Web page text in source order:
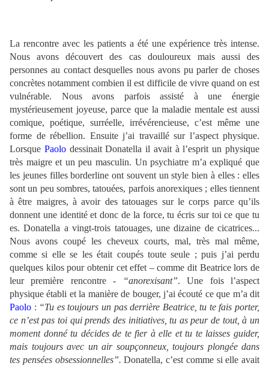
La rencontre avec les patients a été une expérience très intense.
Nous avons découvert des cas douloureux mais aussi des
personnes au contact desquelles nous avons pu parler de choses
concrètes notamment combien il est difficile de vivre quand on est
vulnérable. Nous avons parfois assisté à une énergie
mystérieusement joyeuse, parce que la maladie mentale est aussi
comique, poétique, surréelle, irrévérencieuse, c’est même une
forme de rébellion. Ensuite j’ai travaillé sur l’aspect physique.
Lorsque Paolodessinait Donatella il avait à l’esprit un physique
très maigre et un peu masculin. Un psychiatre m’a expliqué que
les jeunes filles borderline ont souvent un style bien à elles : elles
sont un peu sombres, tatouées, parfois anorexiques ; elles tiennent
à être maigres, à avoir des tatouages sur le corps parce qu’ils
donnent une identité et donc de la force, tu écris sur toi ce que tu
es. Donatella a vingt-trois tatouages, une dizaine de cicatrices...
Nous avons coupé les cheveux courts, mal, très mal même,
comme si elle se les était coupés toute seule ; puis j’ai perdu
quelques kilos pour obtenir cet effet – comme dit Beatrice lors de
leur première rencontre -
“anorexisant”. Une fois l’aspect
physique établi et la manière de bouger, j’ai écouté ce que m’a dit
Paolo : “Tu es toujours un pas derrière Beatrice, tu te fais porter,
ce n’est pas toi qui prends des initiatives, tu as peur de tout, à un
moment donné tu décides de te fier à elle et tu te laisses guider,
mais toujours avec un air soupçonneux, toujours plongée dans
tes pensées obsessionnelles”. Donatella, c’est comme si elle avait